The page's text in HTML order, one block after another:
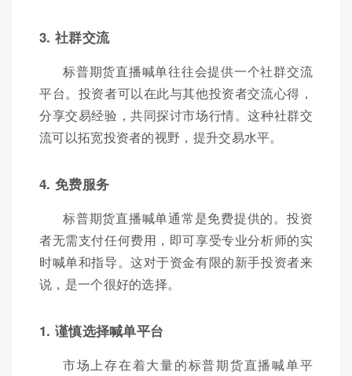
3. 社群交流
标普期货直播喊单往往会提供一个社群交流
平台。投资者可以在此与其他投资者交流心得，
分享交易经验，共同探讨市场行情。这种社群交
流可以拓宽投资者的视野，提升交易水平。
4. 免费服务
标普期货直播喊单通常是免费提供的。投资
者无需支付任何费用，即可享受专业分析师的实
时喊单和指导。这对于资金有限的新手投资者来
说，是一个很好的选择。
1. 谨慎选择喊单平台
市场上存在着大量的标普期货直播喊单平